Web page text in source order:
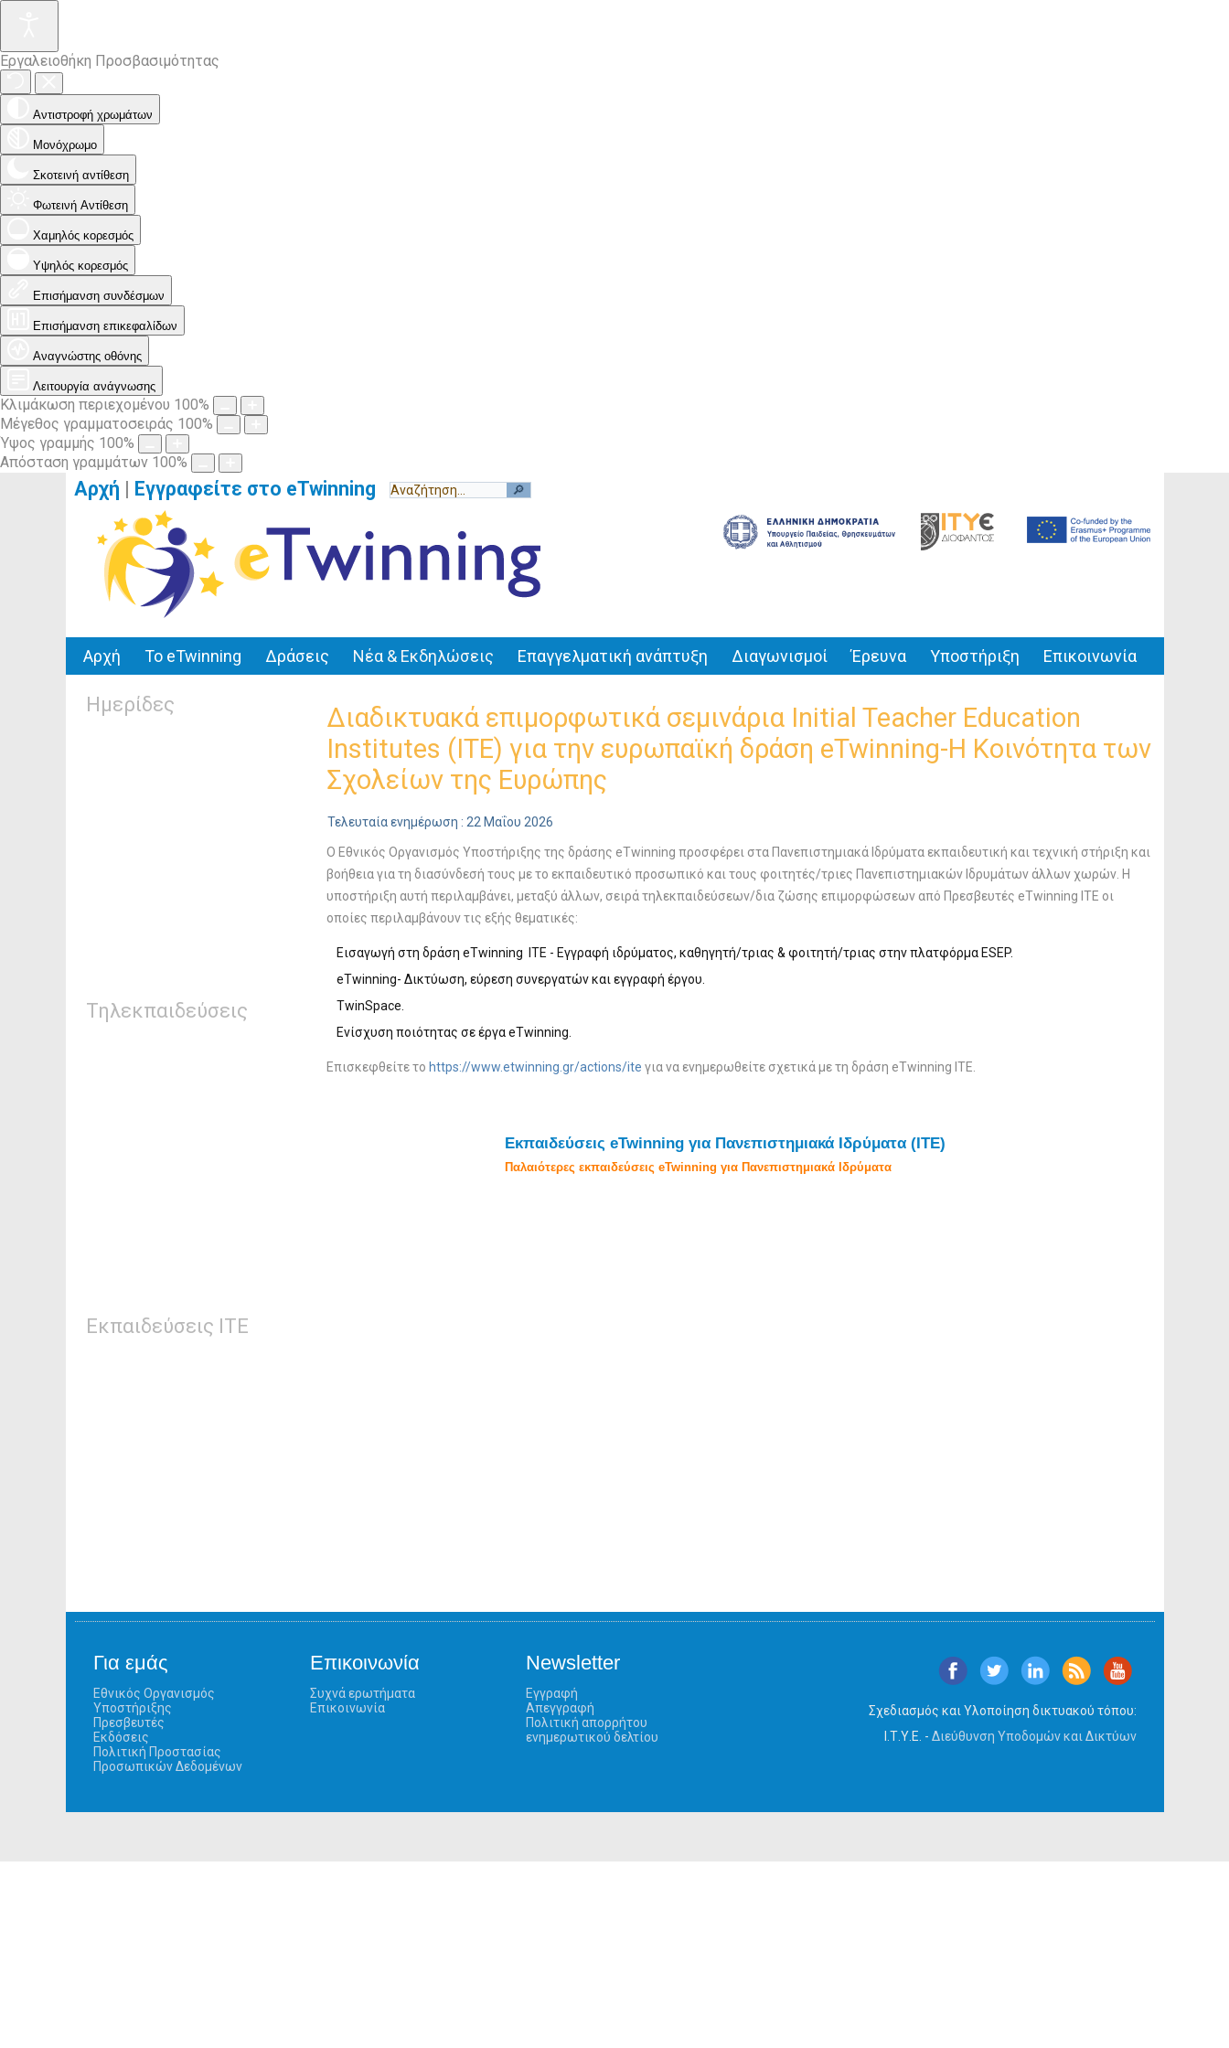
Εργαλειοθήκη Προσβασιμότητας
Αντιστροφή χρωμάτων
Μονόχρωμο
Σκοτεινή αντίθεση
Φωτεινή Αντίθεση
Χαμηλός κορεσμός
Υψηλός κορεσμός
Επισήμανση συνδέσμων
Επισήμανση επικεφαλίδων
Αναγνώστης οθόνης
Λειτουργία ανάγνωσης
Κλιμάκωση περιεχομένου 100%
Μέγεθος γραμματοσειράς 100%
Ύψος γραμμής 100%
Απόσταση γραμμάτων 100%
Αρχή | Εγγραφείτε στο eTwinning
Αρχή Το eTwinning Δράσεις Νέα & Εκδηλώσεις Επαγγελματική ανάπτυξη Διαγωνισμοί Έρευνα Υποστήριξη Επικοινωνία
Ημερίδες
Τηλεκπαιδεύσεις
Εκπαιδεύσεις ΙΤΕ
Διαδικτυακά επιμορφωτικά σεμινάρια Initial Teacher Education
Institutes (ITE) για την ευρωπαϊκή δράση eTwinning-Η Κοινότητα των
Σχολείων της Ευρώπης
Τελευταία ενημέρωση : 22 Μαΐου 2026
Ο Εθνικός Οργανισμός Υποστήριξης της δράσης eTwinning προσφέρει στα Πανεπιστημιακά Ιδρύματα εκπαιδευτική και τεχνική στήριξη και
βοήθεια για τη διασύνδεσή τους με το εκπαιδευτικό προσωπικό και τους φοιτητές/τριες Πανεπιστημιακών Ιδρυμάτων άλλων χωρών. Η
υποστήριξη αυτή περιλαμβάνει, μεταξύ άλλων, σειρά τηλεκπαιδεύσεων/δια ζώσης επιμορφώσεων από Πρεσβευτές eTwinning ITE οι
οποίες περιλαμβάνουν τις εξής θεματικές:
Εισαγωγή στη δράση eTwinning ITE - Εγγραφή ιδρύματος, καθηγητή/τριας & φοιτητή/τριας στην πλατφόρμα ESEP.
eTwinning- Δικτύωση, εύρεση συνεργατών και εγγραφή έργου.
TwinSpace.
Ενίσχυση ποιότητας σε έργα eTwinning.
Eπισκεφθείτε το https://www.etwinning.gr/actions/ite για να ενημερωθείτε σχετικά με τη δράση eTwinning ITE.
Για εμάς
Εθνικός Οργανισμός
Υποστήριξης
Πρεσβευτές
Εκδόσεις
Πολιτική Προστασίας
Προσωπικών Δεδομένων
Επικοινωνία
Συχνά ερωτήματα
Επικοινωνία
Newsletter
Εγγραφή
Απεγγραφή
Πολιτική απορρήτου
ενημερωτικού δελτίου
Σχεδιασμός και Υλοποίηση δικτυακού τόπου:
Ι.Τ.Υ.Ε. - Διεύθυνση Υποδομών και Δικτύων